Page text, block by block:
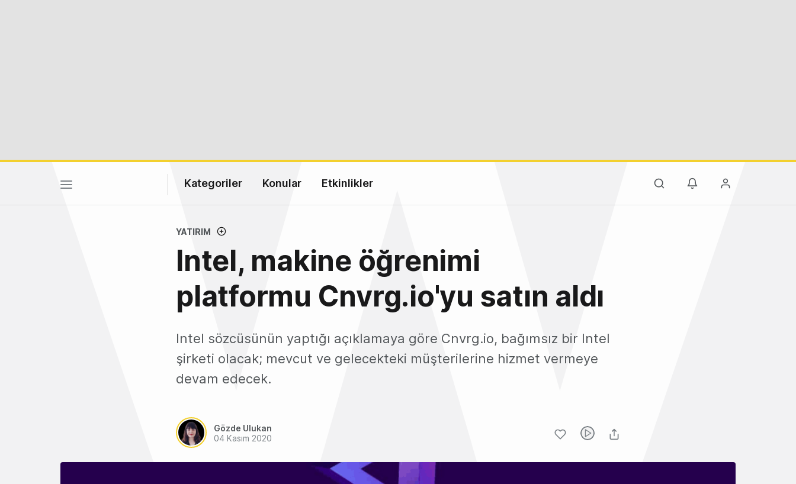
Kategoriler Konular Etkinlikler
YATIRIM
Intel, makine öğrenimi
platformu Cnvrg.io'yu satın aldı
Intel sözcüsünün yaptığı açıklamaya göre Cnvrg.io, bağımsız bir Intel
şirketi olacak; mevcut ve gelecekteki müşterilerine hizmet vermeye
devam edecek.
Gözde Ulukan
04 Kasım 2020